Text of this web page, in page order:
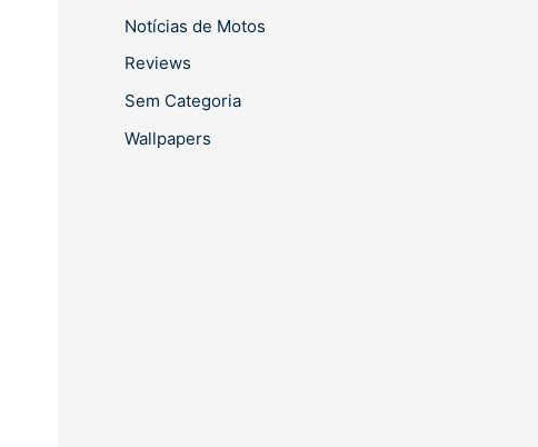
Notícias de Motos
Reviews
Sem Categoria
Wallpapers